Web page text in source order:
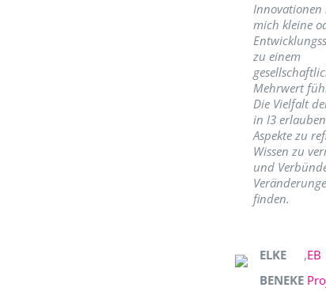
mich kleine
zu einem
Mehrwert
Die Vielfalt
in I3
Aspekte zu
Wissen zu
und
finden.
ELKE
BENEKE
,EB